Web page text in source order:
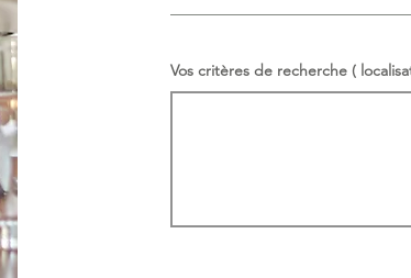
Vos critères de recherche (